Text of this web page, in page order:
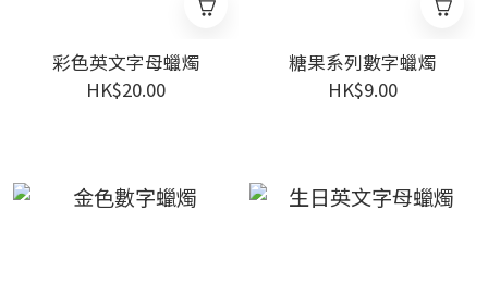
彩色英文字母蠟燭
HK$20.00
糖果系列數字蠟燭
HK$9.00